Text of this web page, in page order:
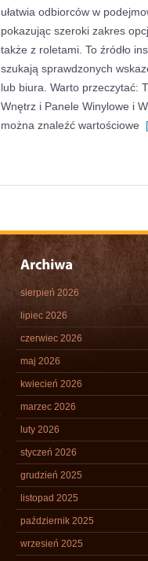
ułatwia odbiorców w
pokazując szeroki zakres
także z roletami. To źródło
szukają sprawdzonych
lub biura. Warto przeczytać:
Wnętrz i Panele Winylowe i
można znaleźć wartościowe
sierpień 2026
lipiec 2026
czerwiec 2026
maj 2026
kwiecień 2026
marzec 2026
luty 2026
styczeń 2026
grudzień 2025
listopad 2025
październik 2025
wrzesień 2025